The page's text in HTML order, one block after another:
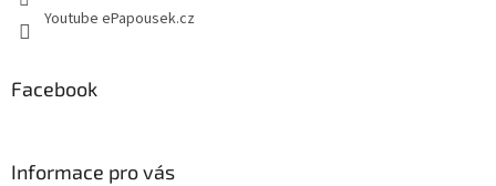
Youtube ePapousek.cz
Facebook
Informace pro vás